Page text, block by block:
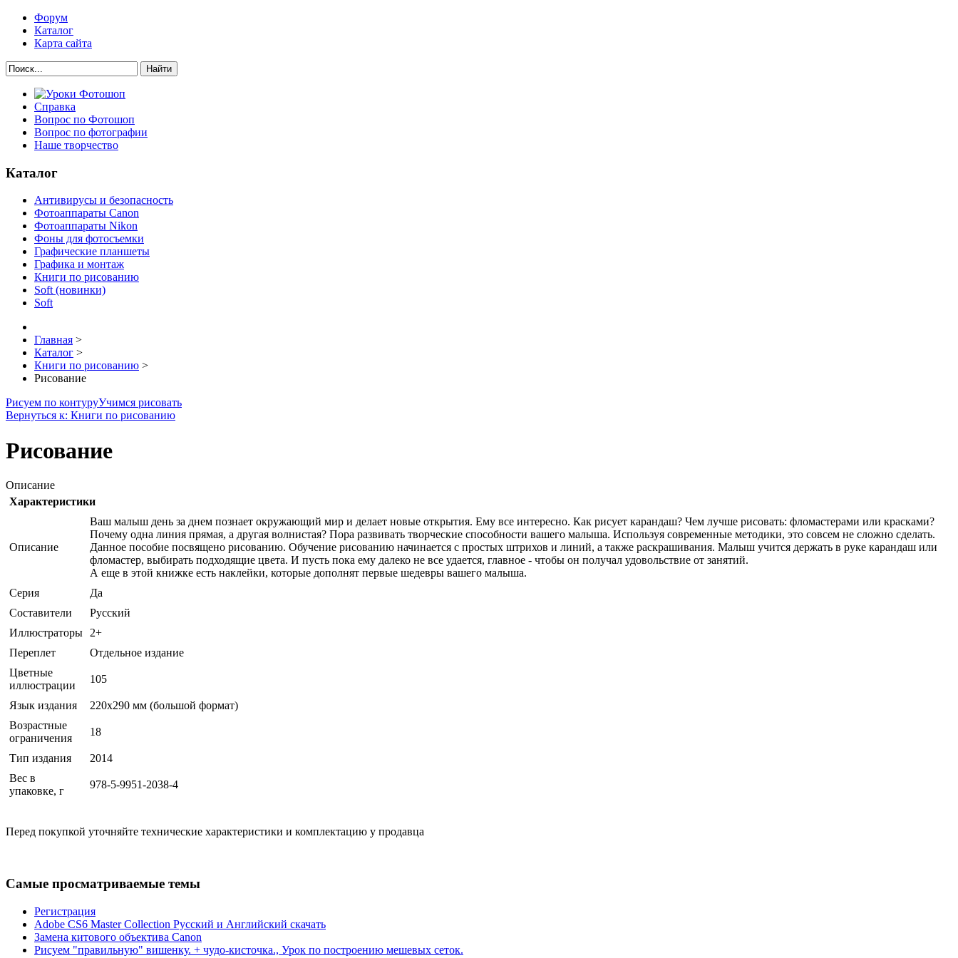
Форум
Каталог
Карта сайта
Найти
Справка
Вопрос по Фотошоп
Вопрос по фотографии
Наше творчество
Каталог
Антивирусы и безопасность
Фотоаппараты Canon
Фотоаппараты Nikon
Фоны для фотосъемки
Графические планшеты
Графика и монтаж
Книги по рисованию
Soft (новинки)
Soft
Главная >
Каталог >
Книги по рисованию >
Рисование
Рисуем по контуруУчимся рисовать
Вернуться к: Книги по рисованию
Рисование
Описание
Характеристики
Описание
Ваш малыш день за днем познает окружающий мир и делает новые открытия. Ему все интересно. Как рисует карандаш? Чем лучше рисовать: фломастерами или красками?
Почему одна линия прямая, а другая волнистая? Пора развивать творческие способности вашего малыша. Используя современные методики, это совсем не сложно сделать.
Данное пособие посвящено рисованию. Обучение рисованию начинается с простых штрихов и линий, а также раскрашивания. Малыш учится держать в руке карандаш или
фломастер, выбирать подходящие цвета. И пусть пока ему далеко не все удается, главное - чтобы он получал удовольствие от занятий.
А еще в этой книжке есть наклейки, которые дополнят первые шедевры вашего малыша.
Серия
Да
Составители
Русский
Иллюстраторы
2+
Переплет
Отдельное издание
Цветные
иллюстрации
105
Язык издания
220х290 мм (большой формат)
Возрастные
ограничения
18
Тип издания
2014
Вес в
упаковке, г
978-5-9951-2038-4
Перед покупкой уточняйте технические характеристики и комплектацию у продавца
Самые просматриваемые темы
Регистрация
Adobe CS6 Master Collection Русский и Английский скачать
Замена китового объектива Canon
Рисуем "правильную" вишенку. + чудо-кисточка., Урок по построению мешевых сеток.